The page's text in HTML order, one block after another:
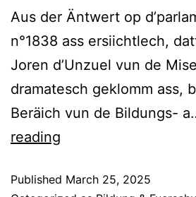
Aus der Äntwert op
n°1838 ass ersiichtlech,
Joren d’Unzuel vun de
dramatesch geklomm ass,
Beräich vun de Bildungs-
reading
Published March 25, 2025